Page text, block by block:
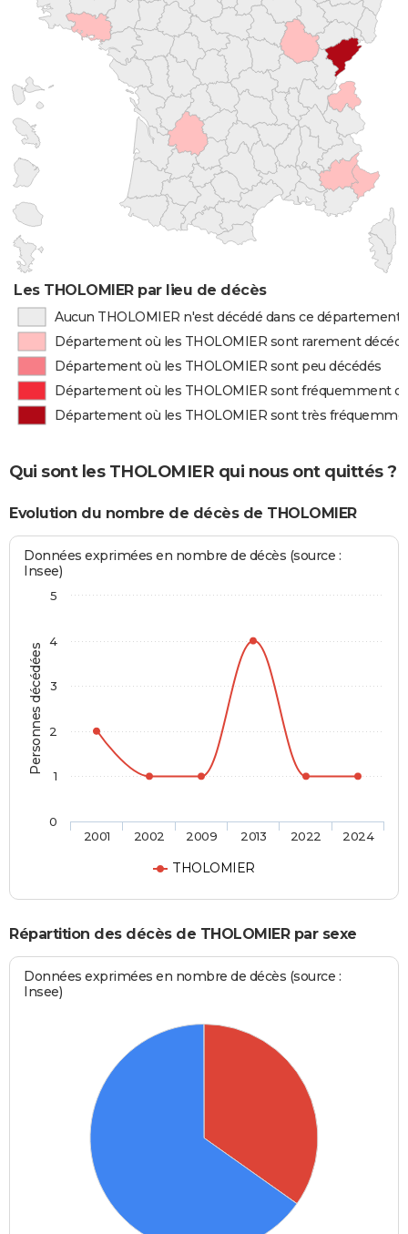
Les THOLOMIER par lieu de décès
Aucun THOLOMIER n'est décédé dans ce département
Département où les THOLOMIER sont rarement
Département où les THOLOMIER sont peu décédés
Département où les THOLOMIER sont fréquemment
Département où les THOLOMIER sont très
Qui sont les THOLOMIER qui nous ont quittés ?
Evolution du nombre de décès de THOLOMIER
Personnes décédées
Données exprimées en nombre de décès (source :
Insee)
THOLOMIER
2001 2002 2009 2013 2022 2024
0
1
2
3
4
5
Répartition des décès de THOLOMIER par sexe
Données exprimées en nombre de décès (source :
Insee)